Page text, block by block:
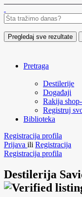
Pregledaj sve rezultate
Pretraga
Destilerije
Događaji
Rakija
Registruj
Biblioteka
Registracija profila
Prijava ili Registracija
Registracija profila
Destilerija